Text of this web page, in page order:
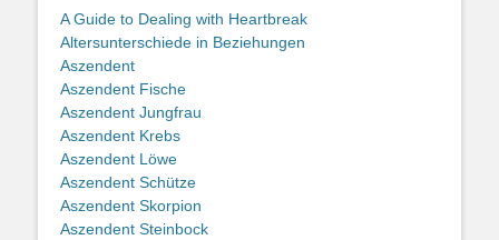
A Guide to Dealing with Heartbreak
Altersunterschiede in Beziehungen
Aszendent
Aszendent Fische
Aszendent Jungfrau
Aszendent Krebs
Aszendent Löwe
Aszendent Schütze
Aszendent Skorpion
Aszendent Steinbock